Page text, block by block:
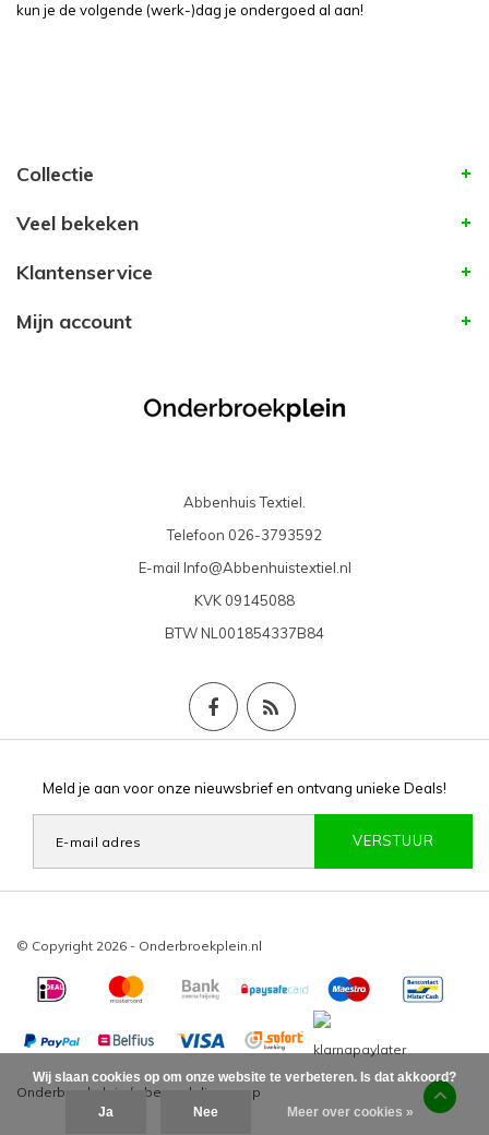
kun je de volgende (werk-)dag je ondergoed al aan!
Collectie
Veel bekeken
Klantenservice
Mijn account
Abbenhuis Textiel.
Telefoon 026-3793592
E-mail Info@Abbenhuistextiel.nl
KVK 09145088
BTWNL001854337B84
Meld je aan voor onze nieuwsbrief en ontvang unieke Deals!
VERSTUUR
© Copyright 2026 - Onderbroekplein.nl
Onderbroekplein / beoordelingen op
Wij slaan cookies op om onze website te verbeteren. Is dat akkoord?
Ja Nee Meer over cookies »